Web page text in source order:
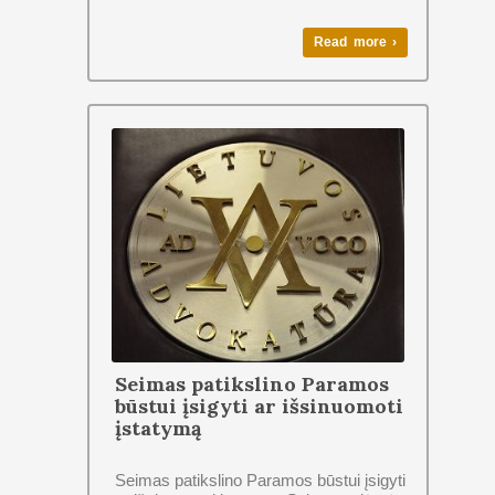
Read more ›
Seimas patikslino Paramos
būstui įsigyti ar išsinuomoti
įstatymą
Seimas patikslino Paramos būstui įsigyti